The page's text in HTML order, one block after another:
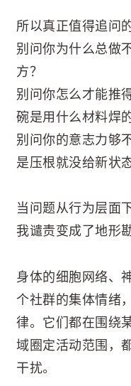
所以真正值得追问
别问你为什么总做
方？
别问你怎么才能推
碗是用什么材料焊的
别问你的意志力够
是压根就没给新状
当问题从行为层面
我谴责变成了地形
身体的细胞网络、
个社群的集体情绪
律。它们都在围绕
域圈定活动范围，
干扰。